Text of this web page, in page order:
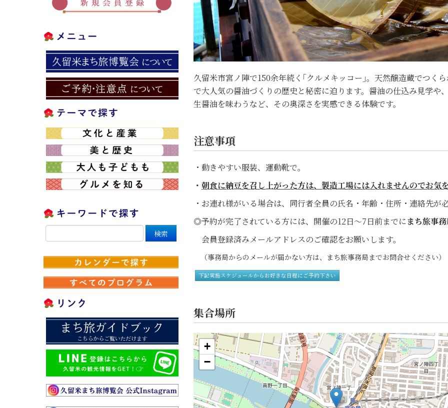
久留米市宮ノ陣で150余年続く｢クルメキッコー｣。天然醸造蔵でつく
で大人気の醤油づくりの歴史と秘密に迫ります。醤油の仕込み見学や
生醤油を味わうなど、その奥深さを実感できる体験です。
注意事項
・動きやすい服装、運動靴で。
・ 朝食に納豆を召し上がった方は、製造工場には入れませんのでお気
・お連れ様がいる場合は、同行者全員の氏名・年齢・住所・連絡先が必
◎予約が完了されている方には、開催の12日～7日前までにまち旅事務
会員登録済みメールアドレスのご確認をお願いします。
（事務局からのメールが届かない方は、まち旅事務局までお問合せください）
下記実施スケジュールからお好きな日程にご予約下さい
集合場所
+
−